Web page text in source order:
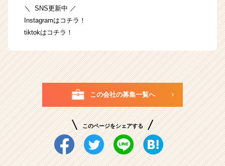
＼ SNS更新中 ／
Instagramは コチラ ！
tiktokは コチラ ！
この会社の募集一覧へ
このページをシェアする